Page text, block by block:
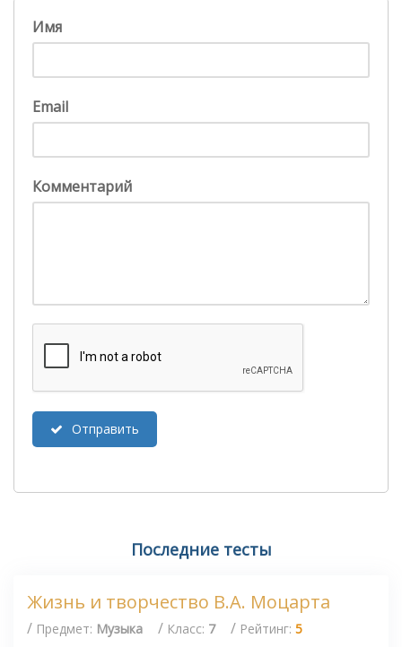
Имя
Email
Комментарий
Отправить
Последние тесты
Жизнь и творчество В.А. Моцарта
/ Предмет: Музыка / Класс: 7 / Рейтинг: 5